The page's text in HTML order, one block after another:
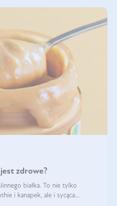
zdrowe?
białka. To nie tylko
i kanapek, ale i sycąca